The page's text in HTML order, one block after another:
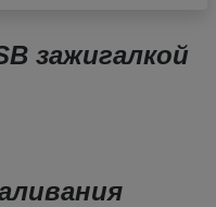
зажигалкой